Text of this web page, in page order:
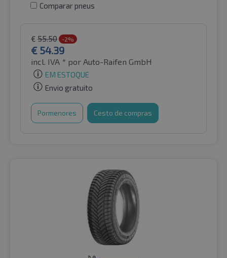
Comparar pneus
€ 55.50 -2%
€ 54.39
incl. IVA * por Auto-Raifen GmbH
EM ESTOQUE
Envio gratuito
Pormenores Cesto de compras